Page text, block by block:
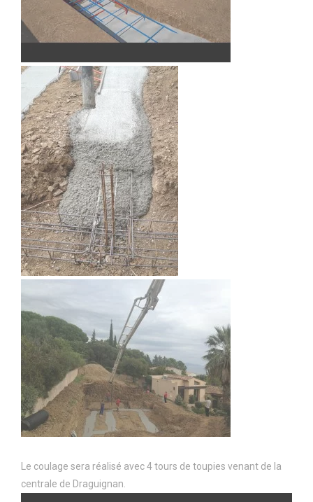
Le coulage sera réalisé avec 4 tours de toupies venant de la
centrale de Draguignan.